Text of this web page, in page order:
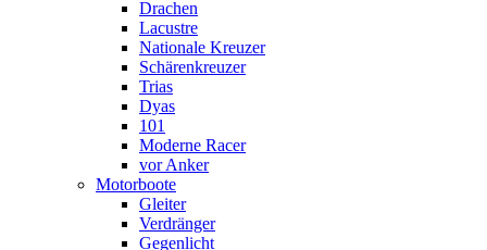
Drachen
Lacustre
Nationale Kreuzer
Schärenkreuzer
Trias
Dyas
101
Moderne Racer
vor Anker
Motorboote
Gleiter
Verdränger
Gegenlicht